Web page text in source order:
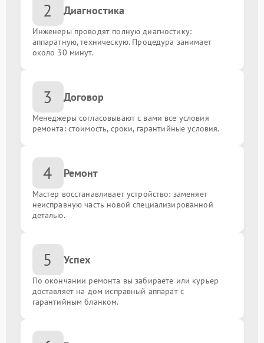
Замена батарейки биоса
Замена порта HDMI
2 Диагностика
Инженеры проводят полную диагностику:
аппаратную, техническую. Процедура занимает
около 30 минут.
3 Договор
Менеджеры согласовывают с вами все условия
ремонта: стоимость, сроки, гарантийные условия.
4 Ремонт
Мастер восстанавливает устройство: заменяет
неисправную часть новой специализированной
деталью.
5 Успех
По окончании ремонта вы забираете или курьер
доставляет на дом исправный аппарат с
гарантийным бланком.